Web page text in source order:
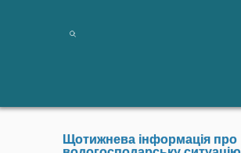
Щотижнева інформація про